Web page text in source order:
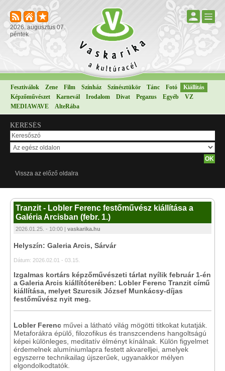
2026. augusztus 07.
péntek
Fesztiválok Zene Film Színház Színésztükör Tánc Fotó
Kiállítás
Képzőművészet
Karnevál Irodalom Divat Pegazus Egyéb
VZ
MEDIAWAVE
AlteRába
KERESÉS
Vissza az előző oldalra
Tranzit - Lobler Ferenc festőművész kiállítása a
Galéria Arcisban (febr. 1.)
2026.01.25. - 10:00 | vaskarika.hu
Helyszín: Galeria Arcis, Sárvár
Dátum: 2026.02.01 - 03.15.
Izgalmas kortárs képzőművészeti tárlat nyílik február 1-én
a Galeria Arcis kiállítóterében: Lobler Ferenc Tranzit című
kiállítása, melyet Szurcsik József Munkácsy-díjas
festőművész nyit meg.
Lobler Ferenc művei a látható világ mögötti titkokat kutatják.
Metaforákra épülő, filozofikus és transzcendens hangoltságú
képei különleges, meditatív élményt kínálnak. Külön figyelmet
érdemelnek alumíniumlapra festett akvarelljei, amelyek
egyszerre technikailag újszerűek, ugyanakkor mélyen
elgondolkodtatók.